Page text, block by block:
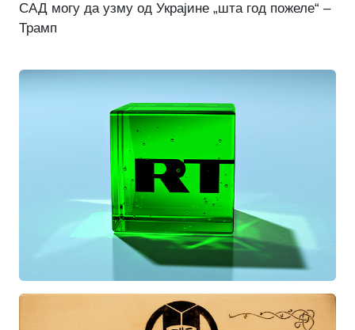
САД могу да узму од Украјине „шта год пожеле“ –
Трамп